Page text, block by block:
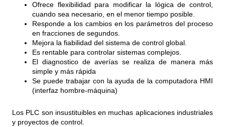
Ofrece flexibilidad para modificar la lógica de control,
cuando sea necesario, en el menor tiempo posible.
Responde a los cambios en los parámetros del proceso
en fracciones de segundos.
Mejora la fiabilidad del sistema de control global.
Es rentable para controlar sistemas complejos.
El diagnostico de averías se realiza de manera más
simple y más rápida
Se puede trabajar con la ayuda de la computadora HMI
(interfaz hombre-máquina)
Los PLC son insustituibles en muchas aplicaciones industriales
y proyectos de control.